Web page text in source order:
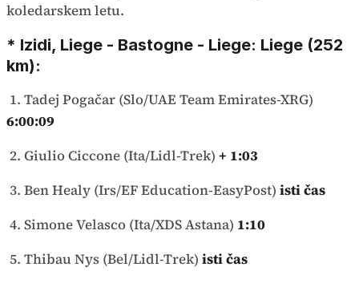
koledarskem letu.
* Izidi, Liege - Bastogne - Liege: Liege (252
km):
1. Tadej Pogačar (Slo/UAE Team Emirates-XRG)
6:00:09
2. Giulio Ciccone (Ita/Lidl-Trek) + 1:03
3. Ben Healy (Irs/EF Education-EasyPost) isti čas
4. Simone Velasco (Ita/XDS Astana) 1:10
5. Thibau Nys (Bel/Lidl-Trek) isti čas